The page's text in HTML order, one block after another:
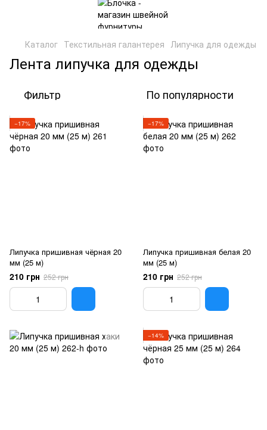
Каталог Текстильная галантерея Липучка для одежды
Лента липучка для одежды
Фильтр По популярности
−17%
Липучка пришивная чёрная 20
мм (25 м)
210 грн 252 грн
−17%
Липучка пришивная белая 20
мм (25 м)
210 грн 252 грн
−14%